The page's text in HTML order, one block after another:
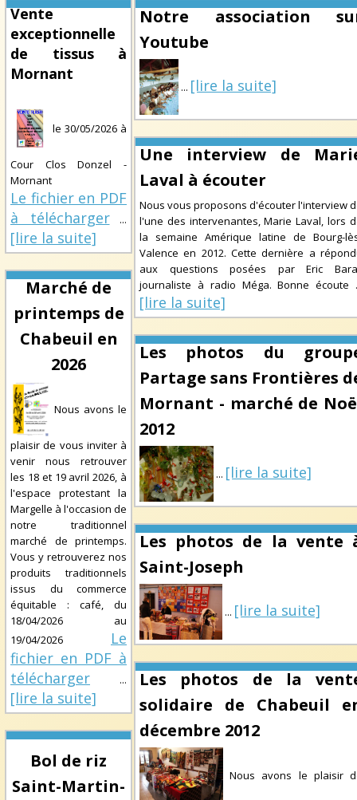
Vente
exceptionnelle
de tissus à
Mornant
le30/05/2026 à
Cour Clos Donzel -
Mornant
Le fichier en PDF
à télécharger...
[lire la suite]
Marché de
printemps de
Chabeuil en
2026
Nous avons le
plaisir de vous inviter à
venir nous retrouver
les 18 et 19 avril 2026, à
l'espace protestant la
Margelle à l'occasion de
notre traditionnel
marché de printemps.
Vous y retrouverez nos
produits traditionnels
issus du commerce
équitable : café, du
18/04/2026 au
19/04/2026
Le
fichier en PDF à
télécharger ...
[lire la suite]
Bol de riz
Saint-Martin-
Notre association
Youtube
... [lire la suite]
Une interview de
Laval à écouter
Nous vous proposons d'écouter l'interview
l'une des intervenantes, Marie Laval, lors
la semaine Amérique latine de Bourg-
Valence en 2012. Cette dernière a
aux questions posées par Eric
journaliste à radio Méga. Bonne écoute
[lire la suite]
Les photos du
Partage sans Frontières
Mornant - marché de
2012
... [lire la suite]
Les photos de la vente
Saint-Joseph
... [lire la suite]
Les photos de la
solidaire de Chabeuil
décembre 2012
Nous avons le plaisir